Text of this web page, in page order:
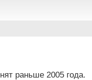
раньше 2005 года.